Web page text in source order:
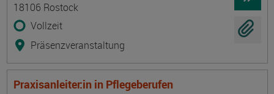
18106 Rostock
Vollzeit
Präsenzveranstaltung
Praxisanleiter:in in Pflegeberufen